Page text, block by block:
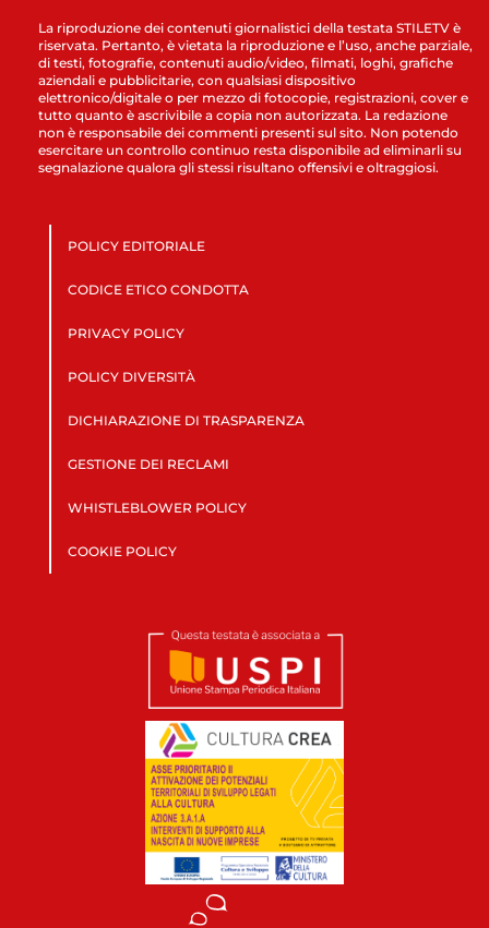
La riproduzione dei contenuti giornalistici della testata STILETV è
riservata. Pertanto, è vietata la riproduzione e l’uso, anche parziale,
di testi, fotografie, contenuti audio/video, filmati, loghi, grafiche
aziendali e pubblicitarie, con qualsiasi dispositivo
elettronico/digitale o per mezzo di fotocopie, registrazioni, cover e
tutto quanto è ascrivibile a copia non autorizzata. La redazione
non è responsabile dei commenti presenti sul sito. Non potendo
esercitare un controllo continuo resta disponibile ad eliminarli su
segnalazione qualora gli stessi risultano offensivi e oltraggiosi.
POLICY EDITORIALE
CODICE ETICO CONDOTTA
PRIVACY POLICY
POLICY DIVERSITÀ
DICHIARAZIONE DI TRASPARENZA
GESTIONE DEI RECLAMI
WHISTLEBLOWER POLICY
COOKIE POLICY